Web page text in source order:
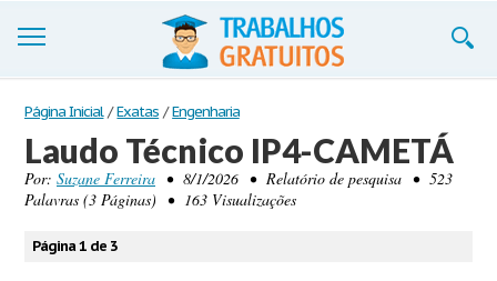
Trabalhos
Cadastre-se
Entre
Blog
Página Inicial / Exatas / Engenharia
Laudo Técnico IP4-CAMETÁ
Por: Suzane Ferreira • 8/1/2026 • Relatório de pesquisa • 523
Palavras (3 Páginas) • 163 Visualizações
Página 1 de 3